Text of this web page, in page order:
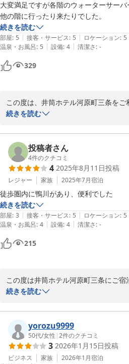
大変満足ですが各階のウォーターサー
他の階に行ったり来たりでした。
続きを読む
部屋: 5 | 接客・サービス: 5 | ロケーション: 5
温泉・お風呂: 5 | 設備: 4 | 清潔さ: -
329
この度は、井筒ホテル河原町三条を
うございました。次回のご利用時には
だき、ありがとうございました。
2025-08-20
続きを読む
投稿者さん
4件のクチコミ
4 2025年8月11日投稿
レジャー 家族 2025年7月宿泊
徒歩圏内に鴨川があり、便利でした
続きを読む
部屋: 3 | 接客・サービス: 5 | ロケーション: 5
温泉・お風呂: 4 | 設備: 4 | 清潔さ: -
215
この度は井筒ホテル河原町三条にご
とうございます。
2025-08-12
続きを読む
yorozu9999
50代/女性 |2件のクチコミ
3 2026年1月15日投稿
ビジネス 家族 2026年1月宿泊